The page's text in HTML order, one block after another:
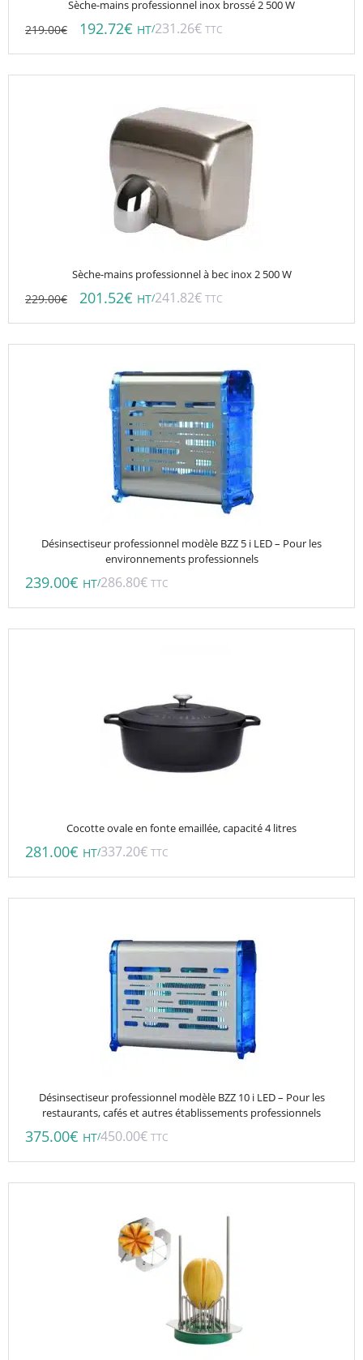
Sèche-mains professionnel inox brossé 2 500 W
219.00€ 192.72€ HT/231.26€ TTC
Sèche-mains professionnel à bec inox 2 500 W
229.00€ 201.52€ HT/241.82€ TTC
Désinsectiseur professionnel modèle BZZ 5 i LED – Pour les
environnements professionnels
239.00€ HT/286.80€ TTC
Cocotte ovale en fonte emaillée, capacité 4 litres
281.00€ HT/337.20€ TTC
Désinsectiseur professionnel modèle BZZ 10 i LED – Pour les
restaurants, cafés et autres établissements professionnels
375.00€ HT/450.00€ TTC